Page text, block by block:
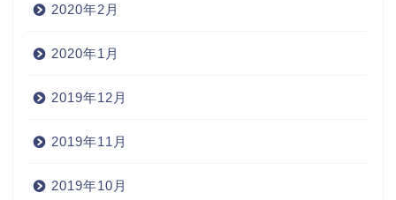
2020年2月
2020年1月
2019年12月
2019年11月
2019年10月